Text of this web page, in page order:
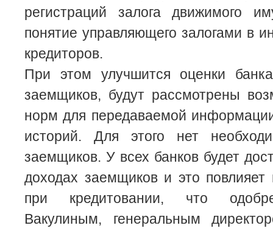
регистраций залога движимого
понятие управляющего залогами в
кредиторов.
При этом улучшится оценки
заемщиков, будут рассмотрены
норм для передаваемой
историй. Для этого нет
заемщиков. У всех банков будет
доходах заемщиков и это
при кредитовании, что
Вакулиным, генеральным